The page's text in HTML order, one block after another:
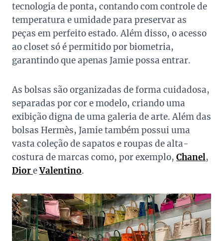
tecnologia de ponta, contando com controle de
temperatura e umidade para preservar as
peças em perfeito estado. Além disso, o acesso
ao closet só é permitido por biometria,
garantindo que apenas Jamie possa entrar.
As bolsas são organizadas de forma cuidadosa,
separadas por cor e modelo, criando uma
exibição digna de uma galeria de arte. Além das
bolsas Hermès, Jamie também possui uma
vasta coleção de sapatos e roupas de alta-
costura de marcas como, por exemplo, Chanel,
DioreValentino.